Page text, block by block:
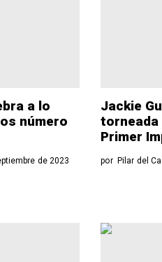
a lo
número
de 2023
Jackie
torneada
Primer
por Pilar del